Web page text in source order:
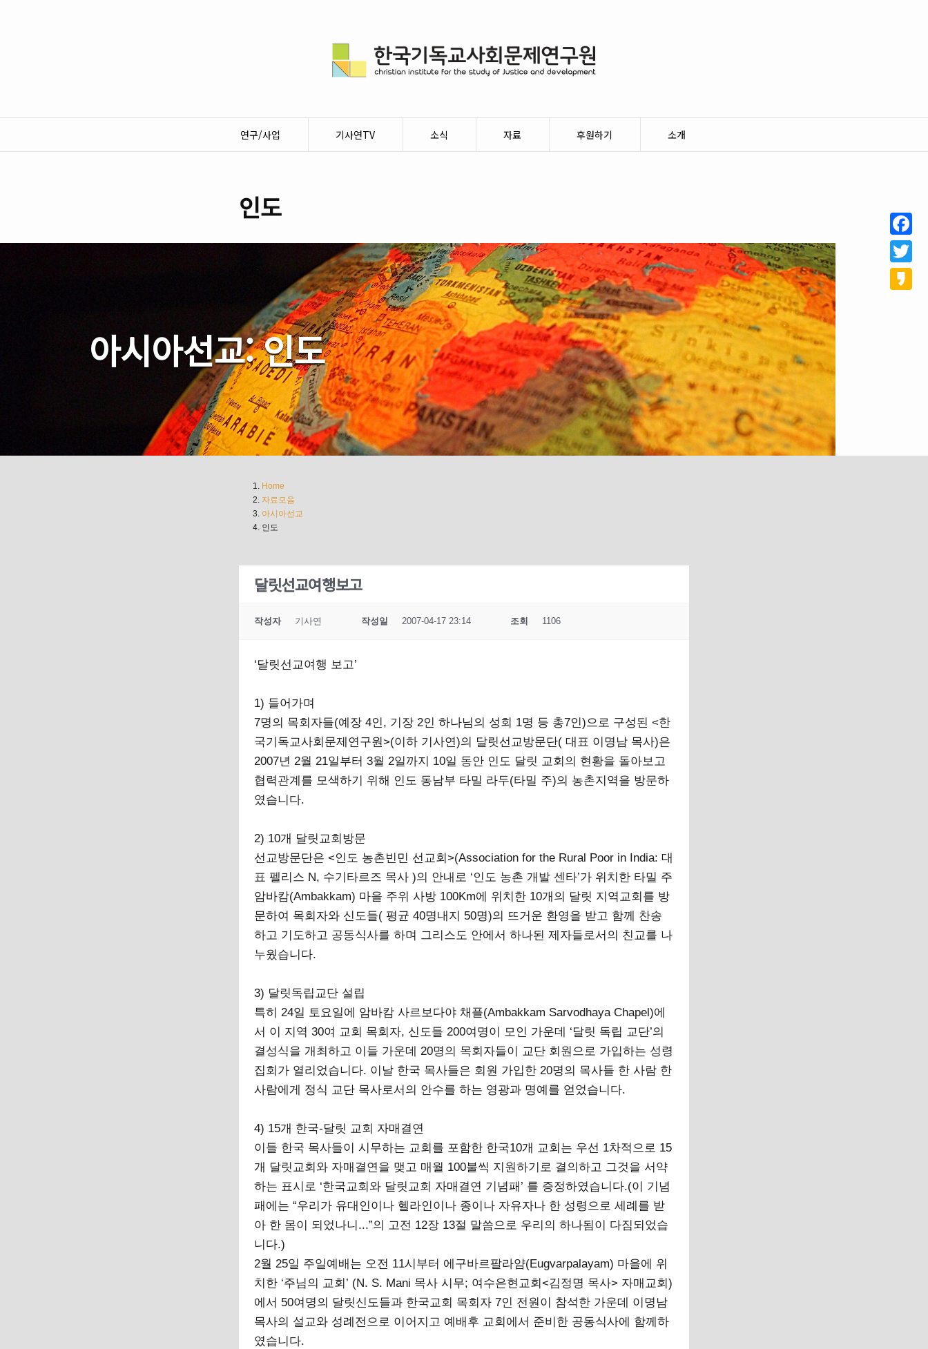
연구/사업 기사연TV 소식 자료 후원하기 소개
인도
아시아선교: 인도
Home
자료모음
아시아선교
인도
달릿선교여행보고
작성자 기사연 작성일 2007-04-17 23:14 조회 1106
‘달릿선교여행 보고’
1) 들어가며
7명의 목회자들(예장 4인, 기장 2인 하나님의 성회 1명 등 총7인)으로 구성된 <한
국기독교사회문제연구원>(이하 기사연)의 달릿선교방문단( 대표 이명남 목사)은
2007년 2월 21일부터 3월 2일까지 10일 동안 인도 달릿 교회의 현황을 돌아보고
협력관계를 모색하기 위해 인도 동남부 타밀 라두(타밀 주)의 농촌지역을 방문하
였습니다.
2) 10개 달릿교회방문
선교방문단은 <인도 농촌빈민 선교회>(Association for the Rural Poor in India: 대
표 펠리스 N, 수기타르즈 목사 )의 안내로 ‘인도 농촌 개발 센타’가 위치한 타밀 주
암바캄(Ambakkam) 마을 주위 사방 100Km에 위치한 10개의 달릿 지역교회를 방
문하여 목회자와 신도들( 평균 40명내지 50명)의 뜨거운 환영을 받고 함께 찬송
하고 기도하고 공동식사를 하며 그리스도 안에서 하나된 제자들로서의 친교를 나
누웠습니다.
3) 달릿독립교단 설립
특히 24일 토요일에 암바캄 사르보다야 채플(Ambakkam Sarvodhaya Chapel)에
서 이 지역 30여 교회 목회자, 신도들 200여명이 모인 가운데 ‘달릿 독립 교단’의
결성식을 개최하고 이들 가운데 20명의 목회자들이 교단 회원으로 가입하는 성령
집회가 열리었습니다. 이날 한국 목사들은 회원 가입한 20명의 목사들 한 사람 한
사람에게 정식 교단 목사로서의 안수를 하는 영광과 명예를 얻었습니다.
4) 15개 한국-달릿 교회 자매결연
이들 한국 목사들이 시무하는 교회를 포함한 한국10개 교회는 우선 1차적으로 15
개 달릿교회와 자매결연을 맺고 매월 100불씩 지원하기로 결의하고 그것을 서약
하는 표시로 ‘한국교회와 달릿교회 자매결연 기념패’ 를 증정하였습니다.(이 기념
패에는 “우리가 유대인이나 헬라인이나 종이나 자유자나 한 성령으로 세례를 받
아 한 몸이 되었나니...”의 고전 12장 13절 말씀으로 우리의 하나됨이 다짐되었습
니다.)
2월 25일 주일예배는 오전 11시부터 에구바르팔라얌(Eugvarpalayam) 마을에 위
치한 ‘주님의 교회’ (N. S. Mani 목사 시무; 여수은현교회<김정명 목사> 자매교회)
에서 50여명의 달릿신도들과 한국교회 목회자 7인 전원이 참석한 가운데 이명남
목사의 설교와 성례전으로 이어지고 예배후 교회에서 준비한 공동식사에 함께하
였습니다.
Twitter